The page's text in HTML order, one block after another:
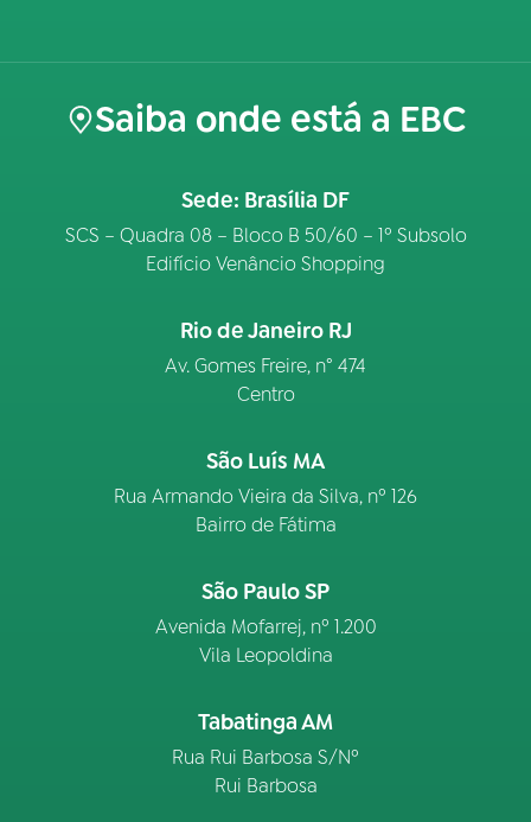
Saiba onde está a EBC
Sede: Brasília DF
SCS – Quadra 08 – Bloco B 50/60 – 1º Subsolo
Edifício Venâncio Shopping
Rio de Janeiro RJ
Av. Gomes Freire, n° 474
Centro
São Luís MA
Rua Armando Vieira da Silva, nº 126
Bairro de Fátima
São Paulo SP
Avenida Mofarrej, nº 1.200
Vila Leopoldina
Tabatinga AM
Rua Rui Barbosa S/Nº
Rui Barbosa